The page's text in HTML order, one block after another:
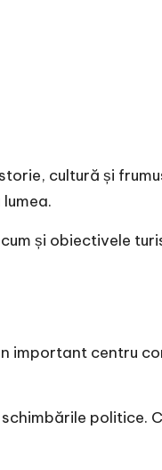
cultură și
și obiectivele
important centru
politice.